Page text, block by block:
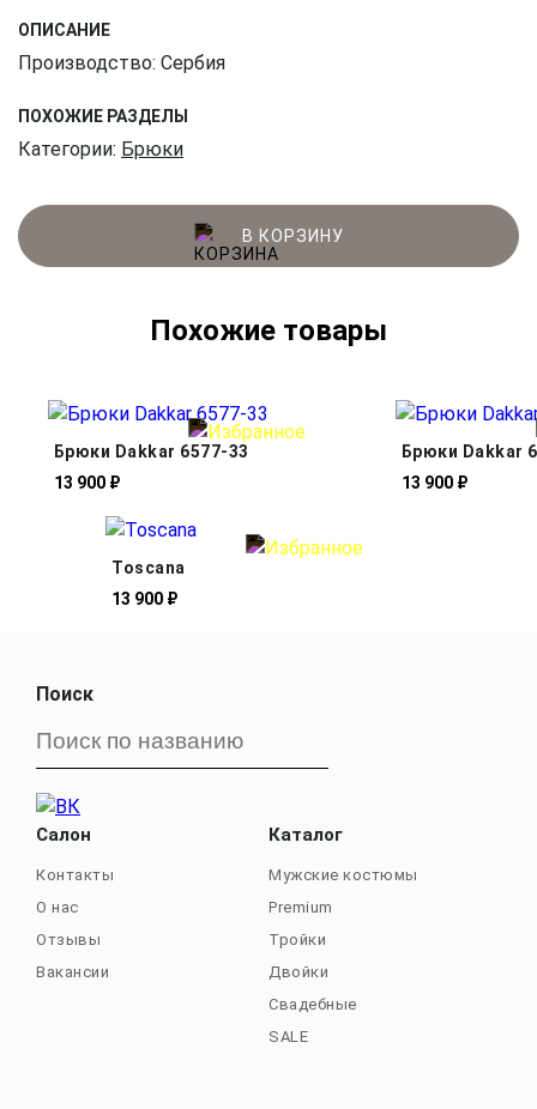
ОПИСАНИЕ
Производство: Сербия
ПОХОЖИЕ РАЗДЕЛЫ
Категории: Брюки
В КОРЗИНУ
Похожие товары
Брюки Dakkar 6577-33
13 900 ₽
Брюки Dakkar
13 900 ₽
Toscana
13 900 ₽
Поиск
Салон
Контакты
О нас
Отзывы
Вакансии
Каталог
Мужские костюмы
Premium
Тройки
Двойки
Свадебные
SALE